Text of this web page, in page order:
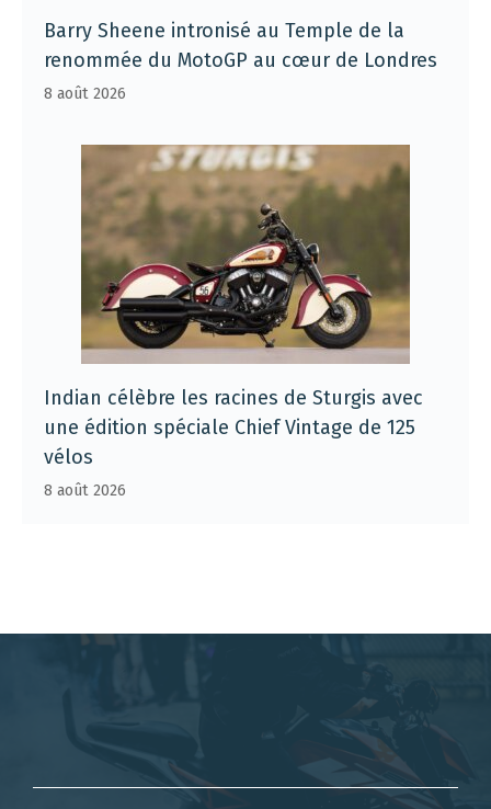
Barry Sheene intronisé au Temple de la
renommée du MotoGP au cœur de Londres
8 août 2026
Indian célèbre les racines de Sturgis avec
une édition spéciale Chief Vintage de 125
vélos
8 août 2026